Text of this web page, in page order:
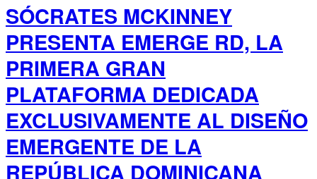
SÓCRATES MCKINNEY
PRESENTA EMERGE RD, LA
PRIMERA GRAN
PLATAFORMA DEDICADA
EXCLUSIVAMENTE AL DISEÑO
EMERGENTE DE LA
REPÚBLICA DOMINICANA